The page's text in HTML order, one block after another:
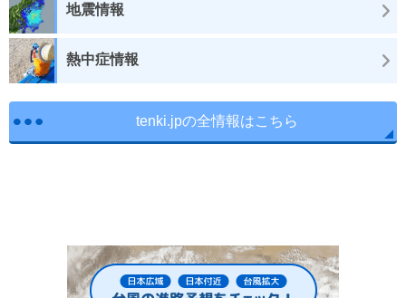
地震情報
熱中症情報
tenki.jpの全情報はこちら